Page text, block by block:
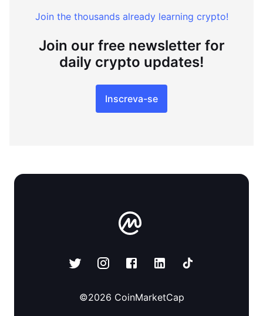
Join the thousands already learning crypto!
Join our free newsletter for
daily crypto updates!
Inscreva-se
©2026 CoinMarketCap